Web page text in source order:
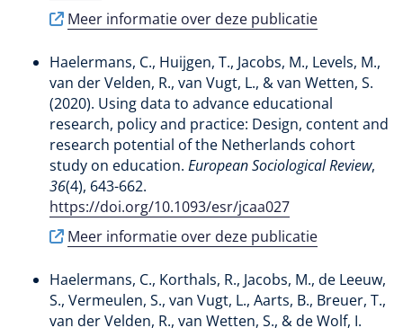
Meer informatie over deze publicatie
Haelermans, C., Huijgen, T., Jacobs, M., Levels, M.,
van der Velden, R., van Vugt, L., & van Wetten, S.
(2020). Using data to advance educational
research, policy and practice: Design, content and
research potential of the Netherlands cohort
study on education. European Sociological Review,
36(4), 643-662.
https://doi.org/10.1093/esr/jcaa027
Meer informatie over deze publicatie
Haelermans, C., Korthals, R., Jacobs, M., de Leeuw,
S., Vermeulen, S., van Vugt, L., Aarts, B., Breuer, T.,
van der Velden, R., van Wetten, S., & de Wolf, I.